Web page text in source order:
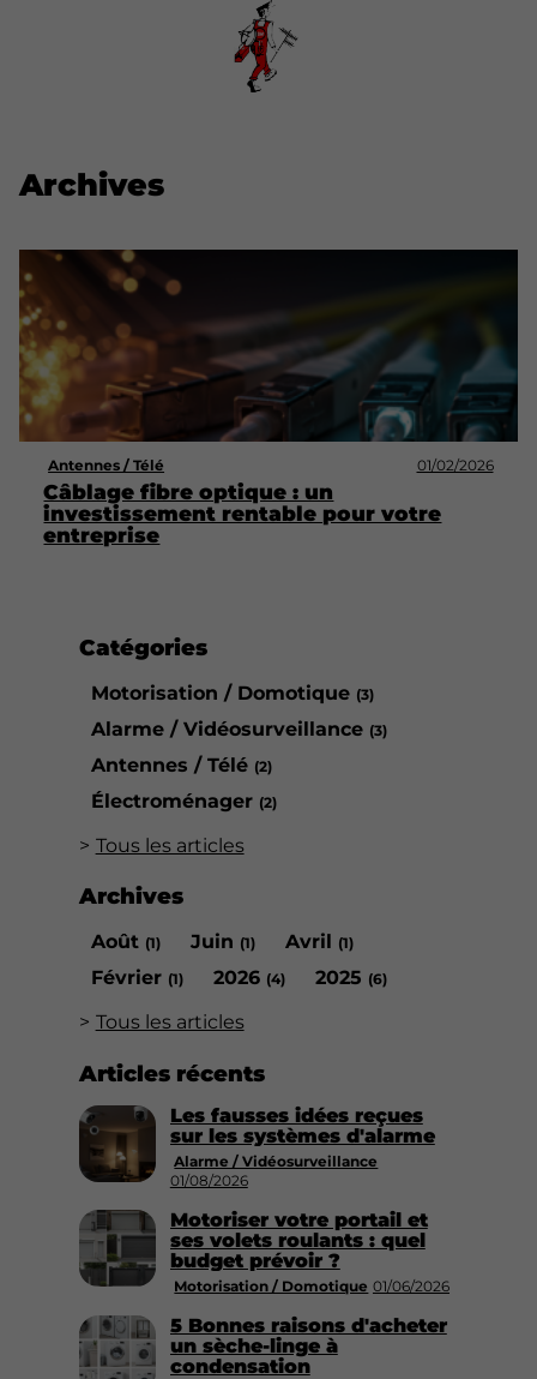
Catégories
Motorisation / Domotique (3)
Alarme / Vidéosurveillance (3)
Antennes / Télé (2)
Électroménager (2)
Tous les articles
Archives
Août (1) Juin (1) Avril (1)
Février (1) 2026 (4) 2025 (6)
Tous les articles
Articles récents
Alarme / Vidéosurveillance
01/08/2026
Les fausses idées reçues
sur les systèmes d'alarme
Motorisation / Domotique 01/06/2026
Motoriser votre portail et
ses volets roulants : quel
budget prévoir ?
5 Bonnes raisons d'acheter
un sèche-linge à
condensation
Archives
Antennes / Télé 01/02/2026
Câblage fibre optique : un
investissement rentable pour votre
entreprise